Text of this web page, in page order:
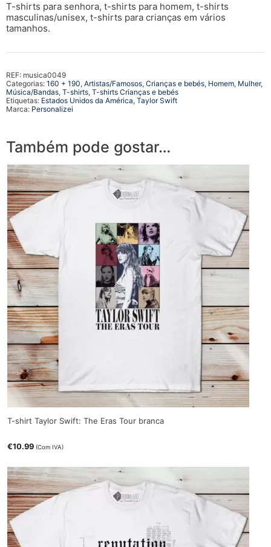
T-shirts para senhora, t-shirts para homem, t-shirts
masculinas/unisex, t-shirts para crianças em vários
tamanhos.
REF: musica0049
Categorias: 160 + 190, Artistas/Famosos, Crianças e bebés, Homem, Mulher,
Música/Bandas, T-shirts, T-shirts Crianças e bebés
Etiquetas: Estados Unidos da América, Taylor Swift
Marca: Personalizei
Também pode gostar…
T-shirt Taylor Swift: The Eras Tour branca
€10.99 (Com IVA)